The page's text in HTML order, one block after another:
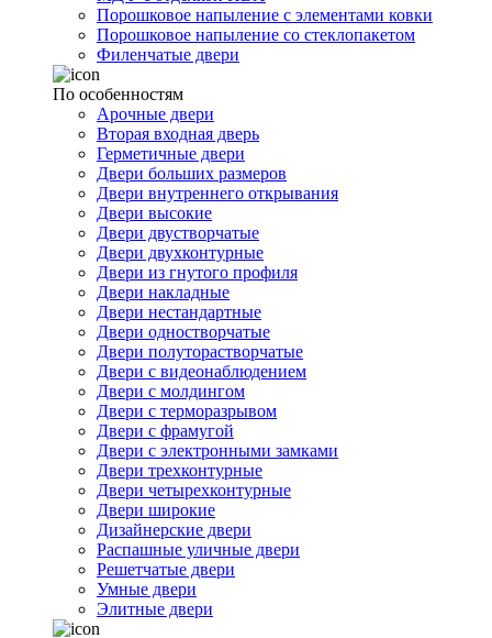
Порошковое напыление с элементами ковки
Порошковое напыление со стеклопакетом
Филенчатые двери
По особенностям
Арочные двери
Вторая входная дверь
Герметичные двери
Двери больших размеров
Двери внутреннего открывания
Двери высокие
Двери двустворчатые
Двери двухконтурные
Двери из гнутого профиля
Двери накладные
Двери нестандартные
Двери одностворчатые
Двери полуторастворчатые
Двери с видеонаблюдением
Двери с молдингом
Двери с терморазрывом
Двери с фрамугой
Двери с электронными замками
Двери трехконтурные
Двери четырехконтурные
Двери широкие
Дизайнерские двери
Распашные уличные двери
Решетчатые двери
Умные двери
Элитные двери